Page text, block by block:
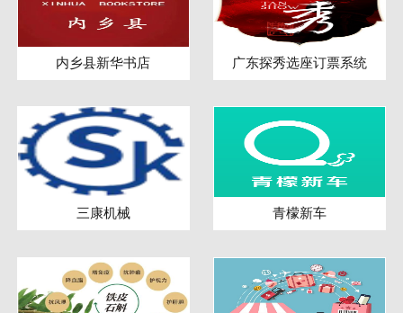
内乡县新华书店 广东探秀选座订票系统
三康机械 青檬新车